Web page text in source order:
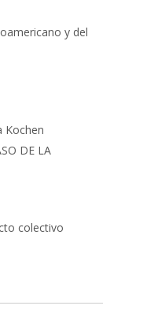
y del
Kochen
DE LA
colectivo